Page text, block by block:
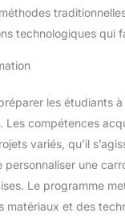
technologiques qui
les étudiants
Les compétences
variés, qu’il
personnaliser une
Le programme
matériaux et des